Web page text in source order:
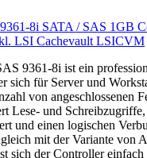
8i SATA / SAS 1GB
LSI Cachevault LSICVM
9361-8i ist ein
sich für Server und
von angeschlossenen
Lese- und
und einen logischen
mit der Variante von
sich der Controller